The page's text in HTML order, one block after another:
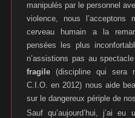
manipulés par le personnel
violence, nous l’acceptons
cerveau humain a la
pensées les plus
n’assistions pas au
fragile (discipline qui sera
C.I.O. en 2012) nous aide
sur le dangereux périple de
Sauf qu’aujourd’hui, j’ai